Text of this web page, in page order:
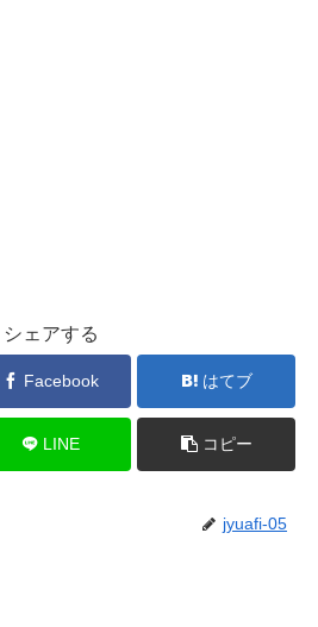
シェアする
Facebook はてブ
LINE コピー
jyuafi-05